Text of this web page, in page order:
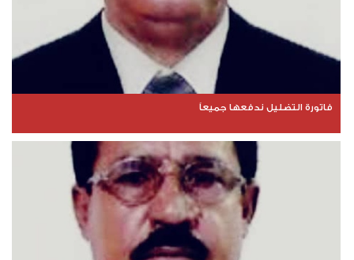
فاتورة التضليل ندفعها جميعاً